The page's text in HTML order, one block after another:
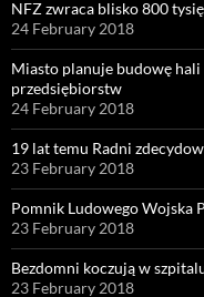
NFZ zwraca blisko 800
24 February 2018
Miasto planuje budowę hali
przedsiębiorstw
24 February 2018
19 lat temu Radni
23 February 2018
Pomnik Ludowego Wojska
23 February 2018
Bezdomni koczują w
23 February 2018